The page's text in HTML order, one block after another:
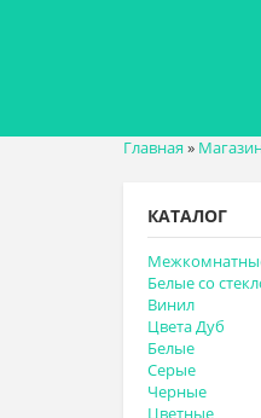
Главная »
КАТАЛОГ
Белые со
Винил
Цвета Дуб
Белые
Серые
Черные
Цветные